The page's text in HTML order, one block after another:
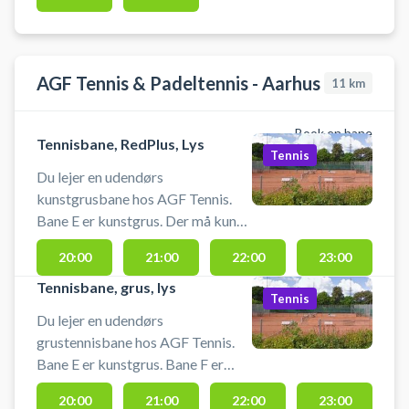
låneketsjere/bolde under
AGF Tennis & Padeltennis - Aarhus 11 km
Book en bane
Tennisbane, RedPlus, Lys
Du lejer en udendørs
kunstgrusbane hos AGF Tennis.
Bane E er kunstgrus. Der må kun
spilles med fladbundede
sportssko. Tennissko eller
indendørs-sportssko kan
efter en
Tennis
20:00 21:00 22:00 23:00
Tennisbane, grus, lys
Du lejer en udendørs
grustennisbane hos AGF Tennis.
Bane E er kunstgrus. Bane F er
eneste bane med lys. (Hvis bane F
Tennis
20:00 21:00 22:00 23:00